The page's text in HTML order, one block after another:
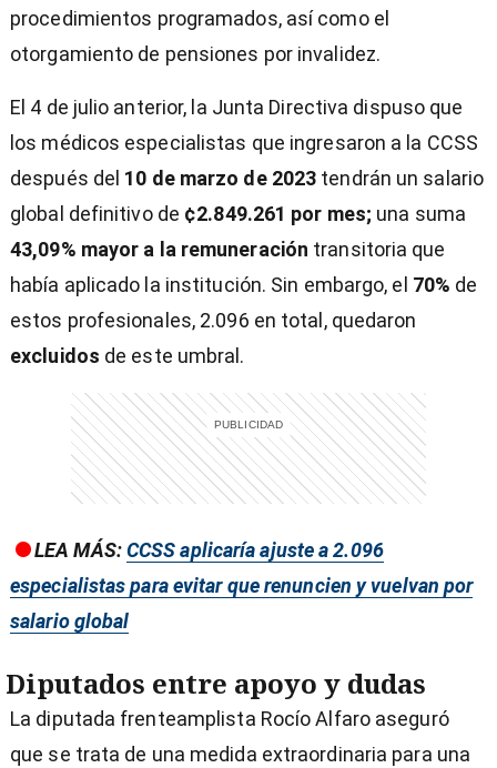
procedimientos programados, así como el
otorgamiento de pensiones por invalidez.
El 4 de julio anterior, la Junta Directiva dispuso que
los médicos especialistas que ingresaron a la CCSS
después del 10 de marzo de 2023 tendrán un salario
global definitivo de ¢2.849.261 por mes; una suma
43,09% mayor a la remuneración transitoria que
había aplicado la institución. Sin embargo, el 70% de
estos profesionales, 2.096 en total, quedaron
excluidos de este umbral.
LEA MÁS:CCSS aplicaría ajuste a 2.096
especialistas para evitar que renuncien y vuelvan por
salario global
Diputados entre apoyo y dudas
La diputada frenteamplista Rocío Alfaro aseguró
que se trata de una medida extraordinaria para una